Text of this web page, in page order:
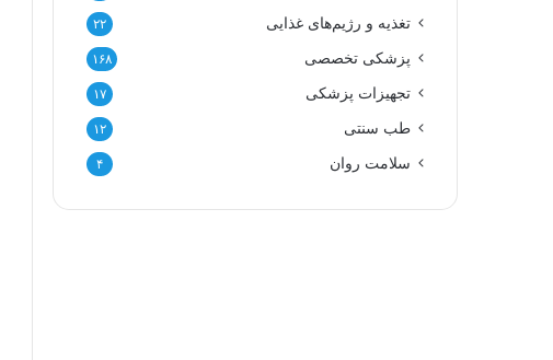
تغذیه و رژیم‌های غذایی ۲۲
پزشکی تخصصی ۱۶۸
تجهیزات پزشکی ۱۷
طب سنتی ۱۲
سلامت روان ۴